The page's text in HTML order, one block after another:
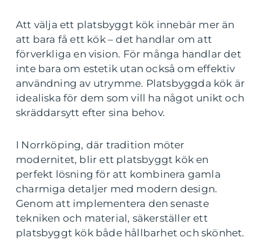
Att välja ett platsbyggt kök innebär mer än
att bara få ett kök – det handlar om att
förverkliga en vision. För många handlar det
inte bara om estetik utan också om effektiv
användning av utrymme. Platsbyggda kök är
idealiska för dem som vill ha något unikt och
skräddarsytt efter sina behov.
I Norrköping, där tradition möter
modernitet, blir ett platsbyggt kök en
perfekt lösning för att kombinera gamla
charmiga detaljer med modern design.
Genom att implementera den senaste
tekniken och material, säkerställer ett
platsbyggt kök både hållbarhet och skönhet.